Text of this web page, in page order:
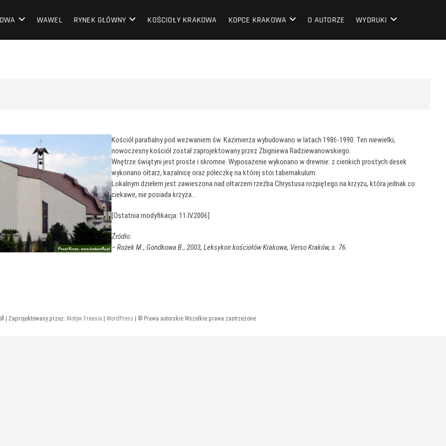
WAWEL RYNEK GŁÓWNY KOŚCIOŁY KRAKOWA KOPCE KRAKOWA O AUTORZE WYDRUKI
Kościół parafialny pod wezwaniem św. Kazimierza wybudowano w latach 1986-1990. Ten niewielki,
nowoczesny kościół został zaprojektowany przez Zbigniewa Radziewanowskiego.
Wnętrze świątyni jest proste i skromne. Wyposażenie wykonano w drewnie: z cienkich prostych desek
wykonano ołtarz, kazalnicę oraz półeczkę na której stoi tabernakulum.
Lokalnym dziełem jest zawieszona nad ołtarzem rzeźba Chrystusa rozpiętego na krzyżu, która jednak co
ciekawe, nie posiada krzyża…
[Ostatnia modyfikacja: 11.IV.2006]
Źródło:
– Rożek M., Gondkowa B., 2003, Leksykon kościołów Krakowa, Verso Kraków, s. 76.
| Zaprojektowany przez: Motyw Freesia WordPress | © Prawa autorskie Wszelkie prawa zastrzeżone